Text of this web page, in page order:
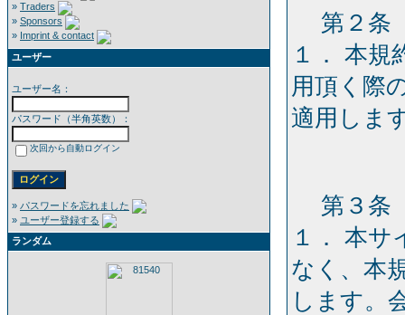
» Traders
» Sponsors
» Imprint & contact
ユーザー
ユーザー名：
パスワード（半角英数）：
次回から自動ログイン
» パスワードを忘れました
» ユーザー登録する
ランダム
第２条
１． 本
用頂く際
適用しま
第３条
１． 本サ
なく、本
します。